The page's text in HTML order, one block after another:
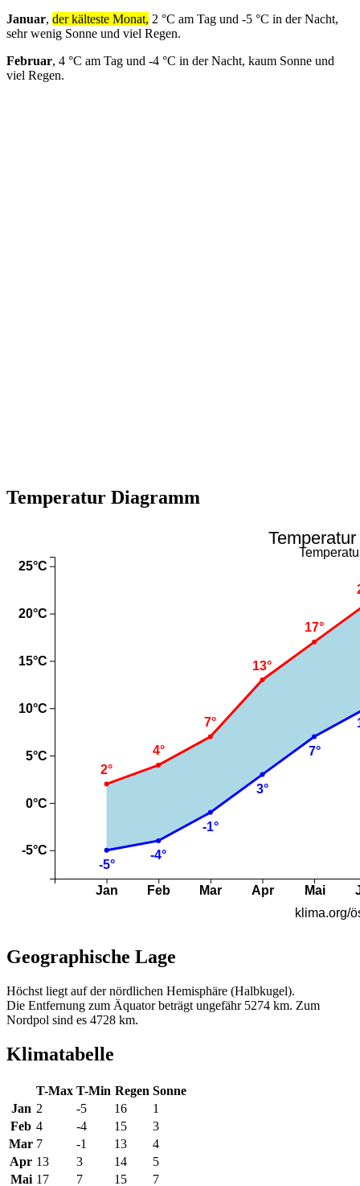
Januar, der kälteste Monat, 2 °C am Tag und -5 °C in der Nacht,
sehr wenig Sonne und viel Regen.
Februar, 4 °C am Tag und -4 °C in der Nacht, kaum Sonne und
viel Regen.
Temperatur Diagramm
Geographische Lage
Höchst liegt auf der nördlichen Hemisphäre (Halbkugel).
Die Entfernung zum Äquator beträgt ungefähr 5274 km. Zum
Nordpol sind es 4728 km.
Klimatabelle
T-Max T-Min Regen Sonne
Jan 2 -5 16
1
Feb 4 -4 15
3
Mar 7 -1 13
4
Apr 13 3 14
5
Mai 17 7 15 7